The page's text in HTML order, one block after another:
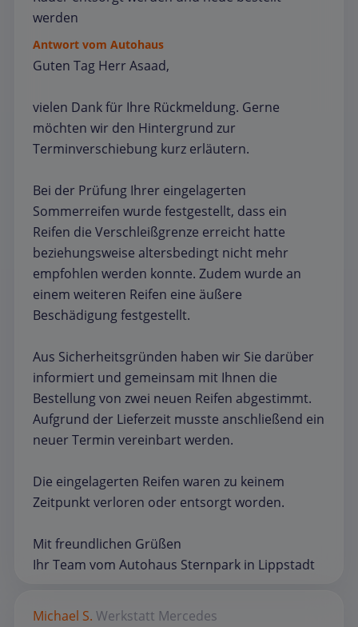
werden
Antwort vom Autohaus
Guten Tag Herr Asaad,
vielen Dank für Ihre Rückmeldung. Gerne
möchten wir den Hintergrund zur
Terminverschiebung kurz erläutern.
Bei der Prüfung Ihrer eingelagerten
Sommerreifen wurde festgestellt, dass ein
Reifen die Verschleißgrenze erreicht hatte
beziehungsweise altersbedingt nicht mehr
empfohlen werden konnte. Zudem wurde an
einem weiteren Reifen eine äußere
Beschädigung festgestellt.
Aus Sicherheitsgründen haben wir Sie darüber
informiert und gemeinsam mit Ihnen die
Bestellung von zwei neuen Reifen abgestimmt.
Aufgrund der Lieferzeit musste anschließend ein
neuer Termin vereinbart werden.
Die eingelagerten Reifen waren zu keinem
Zeitpunkt verloren oder entsorgt worden.
Mit freundlichen Grüßen
Ihr Team vom Autohaus Sternpark in Lippstadt
Michael S. Werkstatt Mercedes